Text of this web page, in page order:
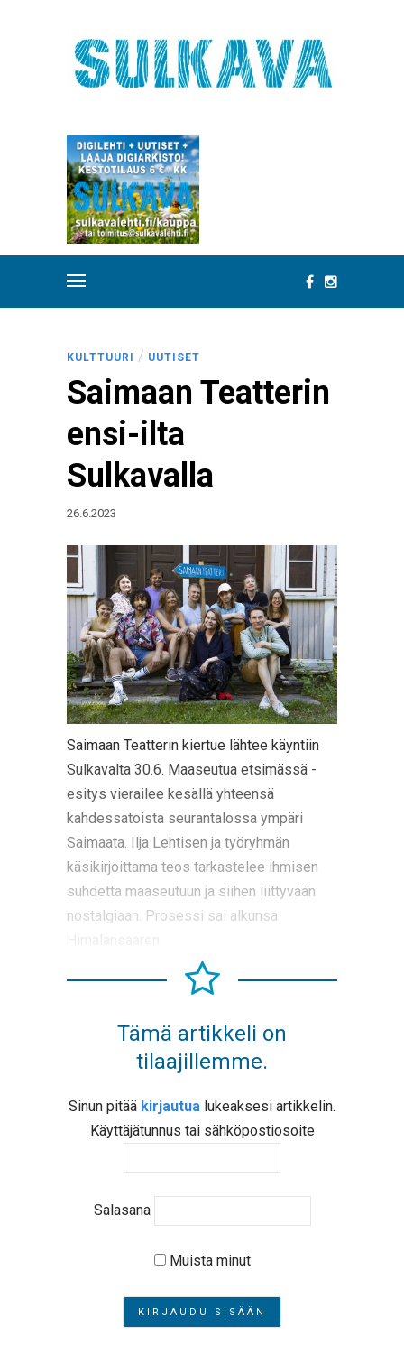
KULTTUURI / UUTISET
Saimaan Teatterin
ensi-ilta
Sulkavalla
26.6.2023
Saimaan Teatterin kiertue lähtee käyntiin
Sulkavalta 30.6. Maaseutua etsimässä -
esitys vierailee kesällä yhteensä
kahdessatoista seurantalossa ympäri
Saimaata. Ilja Lehtisen ja työryhmän
käsikirjoittama teos tarkastelee ihmisen
suhdetta maaseutuun ja siihen liittyvään
nostalgiaan. Prosessi sai alkunsa
Tämä artikkeli on
tilaajillemme.
Sinun pitää kirjautua lukeaksesi artikkelin.
Käyttäjätunnus tai sähköpostiosoite
Salasana
Muista minut